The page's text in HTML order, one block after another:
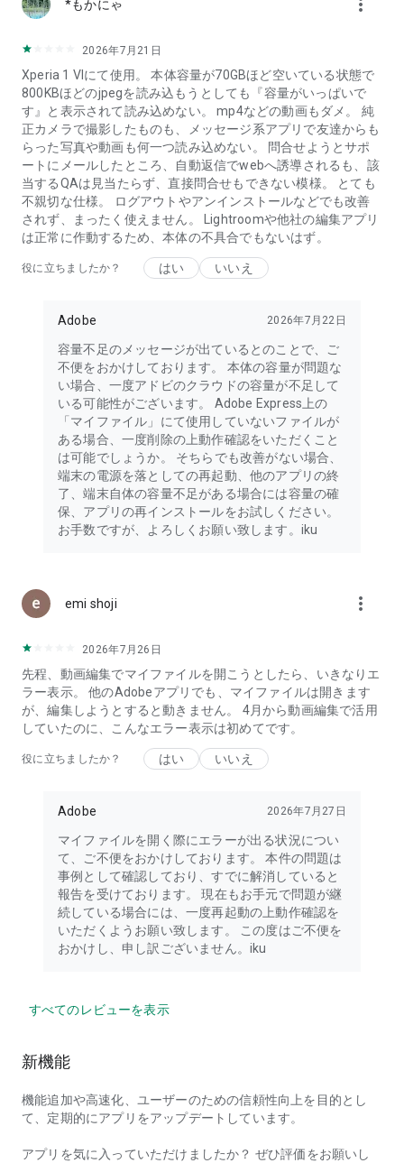
*もかにゃ more_vert
2026年7月21日
Xperia 1 VIにて使用。 本体容量が70GBほど空いている状態で
800KBほどのjpegを読み込もうとしても『容量がいっぱいで
す』と表示されて読み込めない。 mp4などの動画もダメ。 純
正カメラで撮影したものも、メッセージ系アプリで友達からも
らった写真や動画も何一つ読み込めない。 問合せようとサポ
ートにメールしたところ、自動返信でwebへ誘導されるも、該
当するQAは見当たらず、直接問合せもできない模様。 とても
不親切な仕様。 ログアウトやアンインストールなどでも改善
されず、まったく使えません。 Lightroomや他社の編集アプリ
は正常に作動するため、本体の不具合でもないはず。
役に立ちましたか？ はい いいえ
Adobe 2026年7月22日
容量不足のメッセージが出ているとのことで、ご
不便をおかけしております。 本体の容量が問題な
い場合、一度アドビのクラウドの容量が不足して
いる可能性がございます。 Adobe Express上の
「マイファイル」にて使用していないファイルが
ある場合、一度削除の上動作確認をいただくこと
は可能でしょうか。 そちらでも改善がない場合、
端末の電源を落としての再起動、他のアプリの終
了、端末自体の容量不足がある場合には容量の確
保、アプリの再インストールをお試しください。
お手数ですが、よろしくお願い致します。iku
emi shoji more_vert
2026年7月26日
先程、動画編集でマイファイルを開こうとしたら、いきなりエ
ラー表示。 他のAdobeアプリでも、マイファイルは開きます
が、編集しようとすると動きません。 4月から動画編集で活用
していたのに、こんなエラー表示は初めてです。
役に立ちましたか？ はい いいえ
Adobe 2026年7月27日
マイファイルを開く際にエラーが出る状況につい
て、ご不便をおかけしております。 本件の問題は
事例として確認しており、すでに解消していると
報告を受けております。 現在もお手元で問題が継
続している場合には、一度再起動の上動作確認を
いただくようお願い致します。 この度はご不便を
おかけし、申し訳ございません。iku
すべてのレビューを表示
新機能
機能追加や高速化、ユーザーのための信頼性向上を目的とし
て、定期的にアプリをアップデートしています。
アプリを気に入っていただけましたか？ ぜひ評価をお願いし